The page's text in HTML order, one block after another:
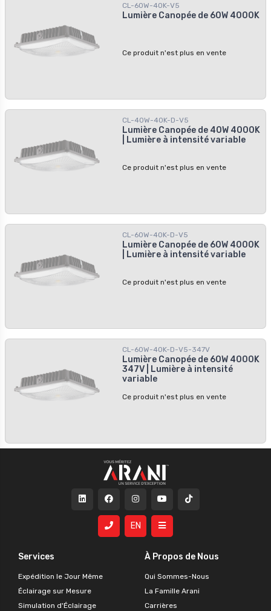
CL-60W-40K-V5
Lumière Canopée de 60W 4000K
Ce produit n'est plus en vente
CL-40W-40K-D-V5
Lumière Canopée de 40W 4000K
| Lumière à intensité variable
Ce produit n'est plus en vente
CL-60W-40K-D-V5
Lumière Canopée de 60W 4000K
| Lumière à intensité variable
Ce produit n'est plus en vente
CL-60W-40K-D-V5-347V
Lumière Canopée de 60W 4000K
347V | Lumière à intensité
variable
Ce produit n'est plus en vente
Services
Expédition le Jour Même
Éclairage sur Mesure
Simulation d'Éclairage
À Propos de Nous
Qui Sommes-Nous
La Famille Arani
Carrières
EN